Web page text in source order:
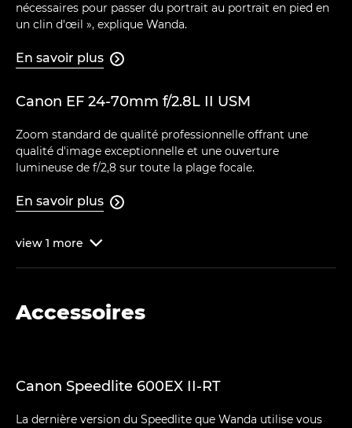
nécessaires pour passer du portrait au portrait en pied en
un clin d'œil », explique Wanda.
En savoir plus 
Canon EF 24-70mm f/2.8L II USM
Zoom standard de qualité professionnelle offrant une
qualité d'image exceptionnelle et une ouverture
lumineuse de f/2,8 sur toute la plage focale.
En savoir plus 
view 1 more 
Accessoires
Canon Speedlite 600EX II-RT
La dernière version du Speedlite que Wanda utilise vous